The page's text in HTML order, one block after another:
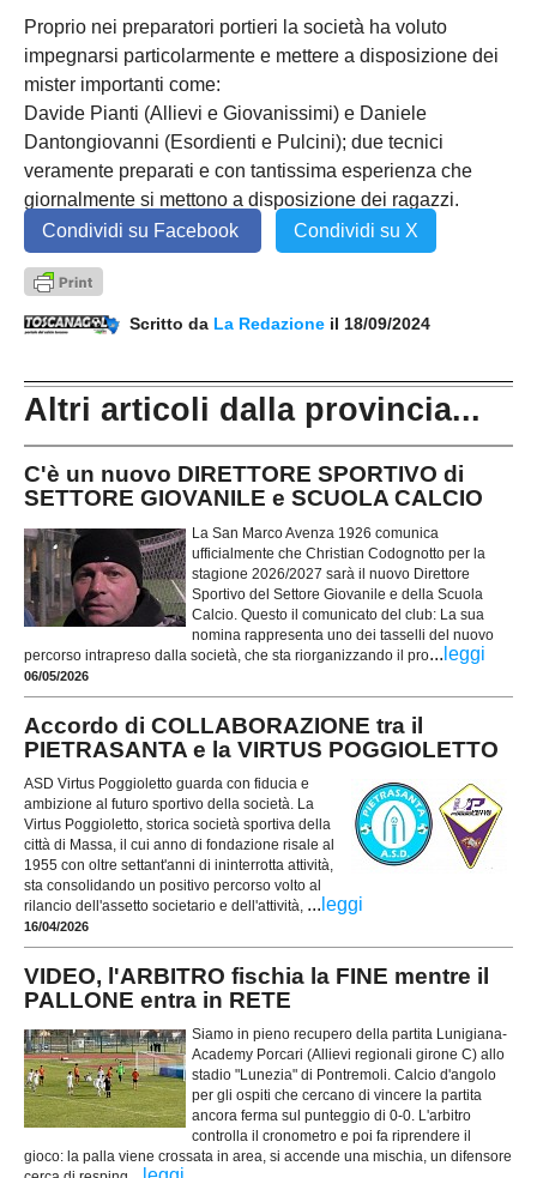
Proprio nei preparatori portieri la società ha voluto
impegnarsi particolarmente e mettere a disposizione dei
mister importanti come:
Davide Pianti (Allievi e Giovanissimi) e Daniele
Dantongiovanni (Esordienti e Pulcini); due tecnici
veramente preparati e con tantissima esperienza che
giornalmente si mettono a disposizione dei ragazzi.
Condividi su Facebook
Condividi su X
Scritto da La Redazione il 18/09/2024
Altri articoli dalla provincia...
C'è un nuovo DIRETTORE SPORTIVO di
SETTORE GIOVANILE e SCUOLA CALCIO
La San Marco Avenza 1926 comunica
ufficialmente che Christian Codognotto per la
stagione 2026/2027 sarà il nuovo Direttore
Sportivo del Settore Giovanile e della Scuola
Calcio. Questo il comunicato del club: La sua
nomina rappresenta uno dei tasselli del nuovo
percorso intrapreso dalla società, che sta riorganizzando il pro... leggi
06/05/2026
Accordo di COLLABORAZIONE tra il
PIETRASANTA e la VIRTUS POGGIOLETTO
ASD Virtus Poggioletto guarda con fiducia e
ambizione al futuro sportivo della società. La
Virtus Poggioletto, storica società sportiva della
città di Massa, il cui anno di fondazione risale al
1955 con oltre settant'anni di ininterrotta attività,
sta consolidando un positivo percorso volto al
rilancio dell'assetto societario e dell'attività, ... leggi
16/04/2026
VIDEO, l'ARBITRO fischia la FINE mentre il
PALLONE entra in RETE
Siamo in pieno recupero della partita Lunigiana-
Academy Porcari (Allievi regionali girone C) allo
stadio "Lunezia" di Pontremoli. Calcio d'angolo
per gli ospiti che cercano di vincere la partita
ancora ferma sul punteggio di 0-0. L'arbitro
controlla il cronometro e poi fa riprendere il
gioco: la palla viene crossata in area, si accende una mischia, un difensore